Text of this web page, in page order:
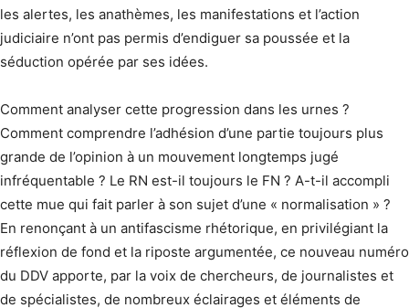
les alertes, les anathèmes, les manifestations et l’action
judiciaire n’ont pas permis d’endiguer sa poussée et la
séduction opérée par ses idées.
Comment analyser cette progression dans les urnes ?
Comment comprendre l’adhésion d’une partie toujours plus
grande de l’opinion à un mouvement longtemps jugé
infréquentable ? Le RN est-il toujours le FN ? A-t-il accompli
cette mue qui fait parler à son sujet d’une « normalisation » ?
En renonçant à un antifascisme rhétorique, en privilégiant la
réflexion de fond et la riposte argumentée, ce nouveau numéro
du DDV apporte, par la voix de chercheurs, de journalistes et
de spécialistes, de nombreux éclairages et éléments de